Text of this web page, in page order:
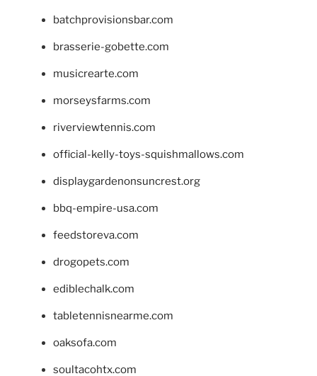
batchprovisionsbar.com
brasserie-gobette.com
musicrearte.com
morseysfarms.com
riverviewtennis.com
official-kelly-toys-squishmallows.com
displaygardenonsuncrest.org
bbq-empire-usa.com
feedstoreva.com
drogopets.com
ediblechalk.com
tabletennisnearme.com
oaksofa.com
soultacohtx.com